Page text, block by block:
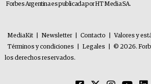
Forbes Argentina es publicada por HT Media SA.
MediaKit Newsletter Contacto Valores y
Términos y condiciones
Legales
© 2026.
los derechos reservados.